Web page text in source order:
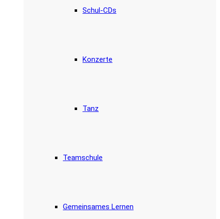
Schul-CDs
Konzerte
Tanz
Teamschule
Gemeinsames Lernen